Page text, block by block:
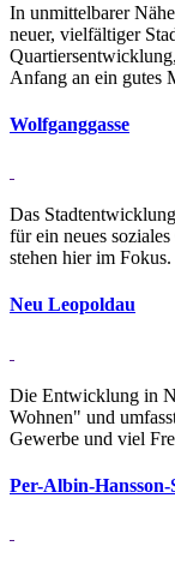
In unmittelbarer
neuer, vielfältiger
Anfang an ein gutes
Wolf­gang­gasse
Das
für ein neues
stehen hier im Fokus.
Neu Leo­poldau
Die Entwicklung in
Wohnen" und
Gewerbe und viel
Per-Albin-Hansson-